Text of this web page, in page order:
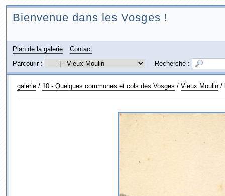
Bienvenue dans les Vosges !
Plan de la galerie
Contact
Parcourir :
Recherche:
galerie/ 10 - Quelques communes et cols des Vosges / Vieux Moulin/